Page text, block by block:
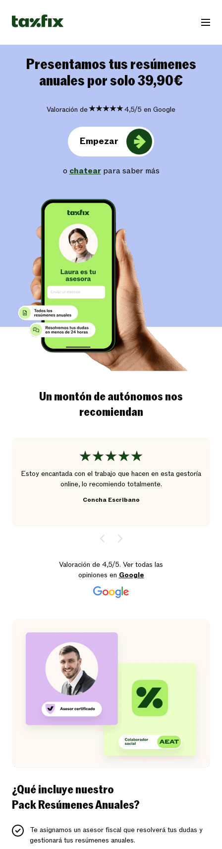
Presentamos tus resúmenes
anuales por solo 39,90€
Valoración de 4,5/5 en Google
Empezar
o chatearpara saber más
Un montón de autónomos nos
recomiendan
Estoy encantada con el trabajo que hacen en esta gestoría
online, lo recomiendo totalmente.
Concha Escribano
Valoración de 4,5/5. Ver todas las
opiniones en Google
¿Qué incluye nuestro
Pack Resúmenes Anuales?
Te asignamos un asesor fiscal que resolverá tus dudas y
gestionará tus resúmenes anuales.